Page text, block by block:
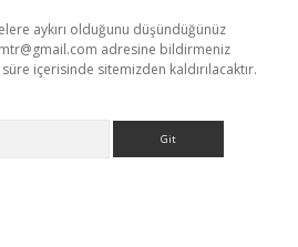
aykırı olduğunu düşündüğünüz
adresine bildirmeniz
içerisinde sitemizden kaldırılacaktır.